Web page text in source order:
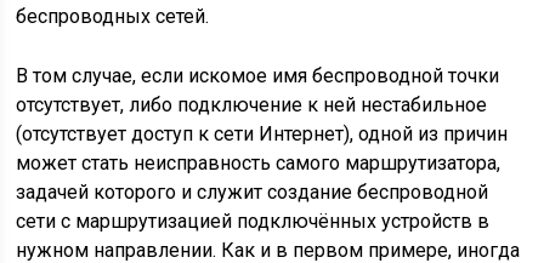
беспроводных сетей.
В том случае, если искомое имя беспроводной точки
отсутствует, либо подключение к ней нестабильное
(отсутствует доступ к сети Интернет), одной из причин
может стать неисправность самого маршрутизатора,
задачей которого и служит создание беспроводной
сети с маршрутизацией подключённых устройств в
нужном направлении. Как и в первом примере, иногда